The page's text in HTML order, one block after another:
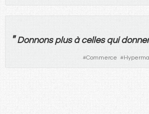
" Donnons plus à celles qui
#Commerce #